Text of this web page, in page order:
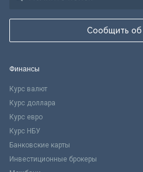
Сообщить
Финансы
Курс валют
Курс доллара
Курс евро
Курс НБУ
Банковские карты
Инвестиционные брокеры